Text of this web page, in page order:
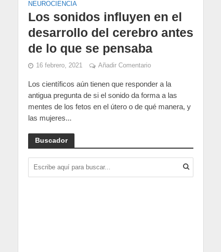
NEUROCIENCIA
Los sonidos influyen en el
desarrollo del cerebro antes
de lo que se pensaba
16 febrero, 2021 Añadir Comentario
Los científicos aún tienen que responder a la
antigua pregunta de si el sonido da forma a las
mentes de los fetos en el útero o de qué manera, y
las mujeres...
Buscador